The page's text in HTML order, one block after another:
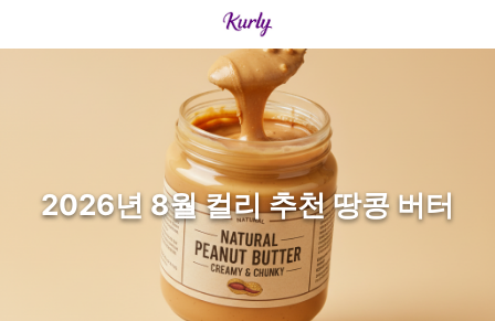
2026년 8월 컬리 추천 땅콩 버터